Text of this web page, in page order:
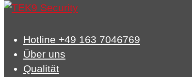
Hotline +49 163 7046769
Über uns
Qualität